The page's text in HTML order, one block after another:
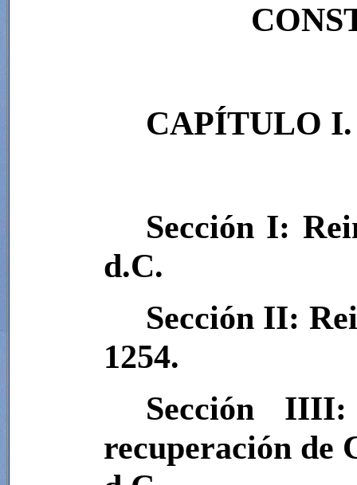
CAPÍTULO I.
Sección I:
d.C.
Sección II:
1254.
Sección
recuperación de